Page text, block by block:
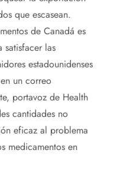
que escasean.
de Canadá es
satisfacer las
estadounidenses
un correo
portavoz de Health
cantidades no
eficaz al problema
medicamentos en